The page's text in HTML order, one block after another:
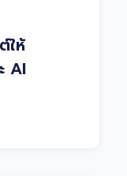
ให้
AI